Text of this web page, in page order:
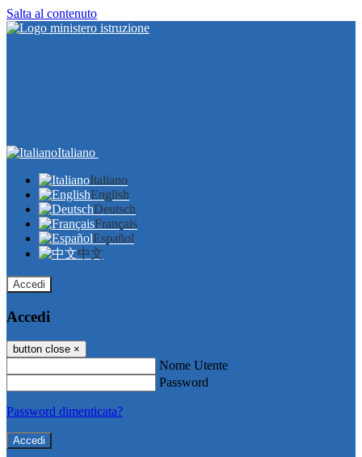
Salta al contenuto
Italiano
Italiano
English
Deutsch
Français
Español
中文
Accedi
Accedi
button close ×
Nome Utente
Password
Password dimenticata?